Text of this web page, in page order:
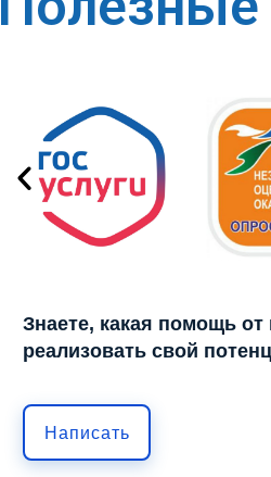
Знаете, какая помощь
реализовать свой
Написать